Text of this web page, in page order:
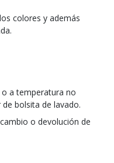
colores y además
a temperatura no
bolsita de lavado.
o devolución de